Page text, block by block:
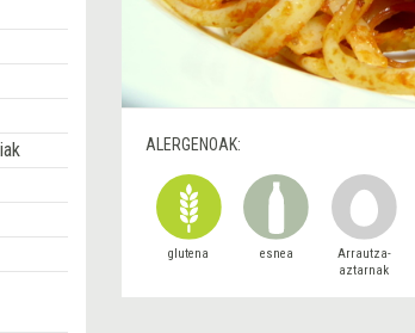
ALERGENOAK:
glutena esnea
Arrautza-
aztarnak